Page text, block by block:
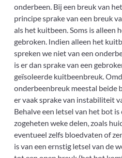
onderbeen. Bij een breuk van
principe sprake van een breuk
als het kuitbeen. Soms is alleen
gebroken. Indien alleen het
spreken we niet van een
is er dan sprake van een
geïsoleerde kuitbeenbreuk.
onderbeenbreuk meestal beide
er vaak sprake van instabiliteit
Behalve een letsel van het bot
zogeheten weke delen, zoals
eventueel zelfs bloedvaten of
is van een ernstig letsel van de